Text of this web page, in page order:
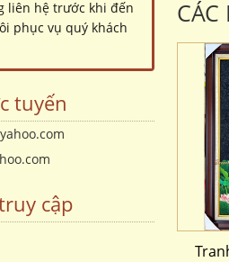
liên hệ trước khi đến
phục vụ quý khách
tuyến
cập